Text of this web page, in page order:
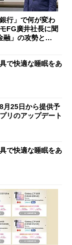
銀行」で何が変わ
FG廣井社長に聞
融」の攻勢とグ
で快適な睡眠をあ
月25日から提供予
リのアップデート
で快適な睡眠をあ